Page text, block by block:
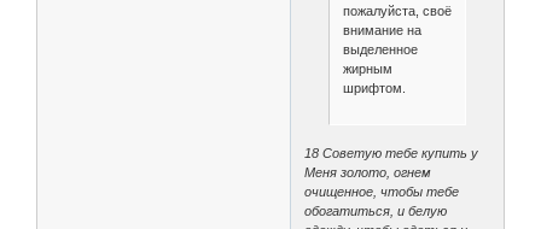
пожалуйста, своё
внимание на
выделенное
жирным
шрифтом.
18 Советую тебе купить у
Меня золото, огнем
очищенное, чтобы тебе
обогатиться, и белую